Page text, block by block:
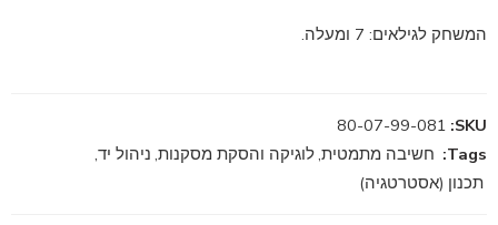
המשחק לגילאים: 7 ומעלה.
SKU:
80-07-99-081
Tags:
חשיבה מתמטית,לוגיקה והסקת מסקנות, ניהול יד,
תכנון (אסטרטגיה)